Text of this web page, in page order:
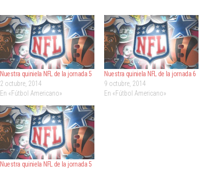
Nuestra quiniela NFL de la jornada 5
2 octubre, 2014
En «Fútbol Americano»
Nuestra quiniela NFL de la jornada 6
9 octubre, 2014
En «Fútbol Americano»
Nuestra quiniela NFL de la jornada 5